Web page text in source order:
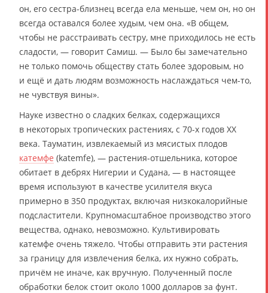
он, его сестра-близнец всегда ела меньше, чем он, но он
всегда оставался более худым, чем она. «В общем,
чтобы не расстраивать сестру, мне приходилось не есть
сладости, — говорит Самиш. — Было бы замечательно
не только помочь обществу стать более здоровым, но
и ещё и дать людям возможность наслаждаться чем-то,
не чувствуя вины».
Науке известно о сладких белках, содержащихся
в некоторых тропических растениях, с 70-х годов ХХ
века. Тауматин, извлекаемый из мясистых плодов
катемфе (katemfe), — растения-отшельника, которое
обитает в дебрях Нигерии и Судана, — в настоящее
время используют в качестве усилителя вкуса
примерно в 350 продуктах, включая низкокалорийные
подсластители. Крупномасштабное производство этого
вещества, однако, невозможно. Культивировать
катемфе очень тяжело. Чтобы отправить эти растения
за границу для извлечения белка, их нужно собрать,
причём не иначе, как вручную. Полученный после
обработки белок стоит около 1000 долларов за фунт.